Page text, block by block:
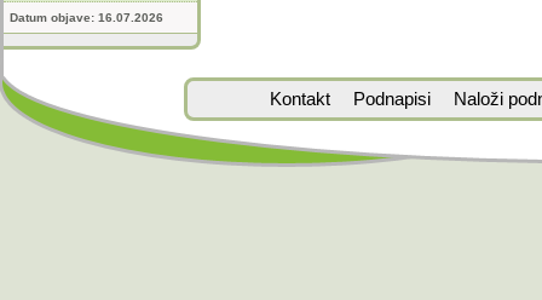
Datum objave: 16.07.2026
Kontakt Podnapisi Naloži